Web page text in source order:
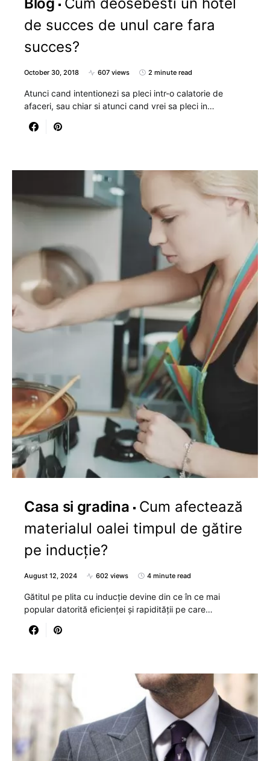
de succes de unul care fara
succes?
October 30, 2018 607 views 2 minute read
Atunci cand intentionezi sa pleci intr-o calatorie de
afaceri, sau chiar si atunci cand vrei sa pleci in…
Casa si gradina
Cum afectează
materialul oalei timpul de gătire
pe inducție?
August 12, 2024 602 views 4 minute read
Gătitul pe plita cu inducție devine din ce în ce mai
popular datorită eficienței și rapidității pe care…